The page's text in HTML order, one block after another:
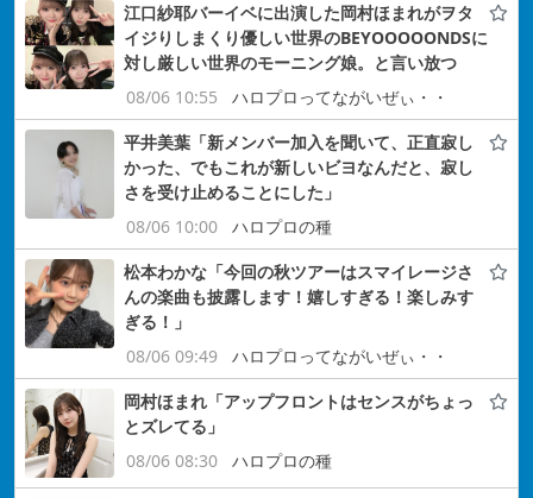
江口紗耶バーイベに出演した岡村ほまれがヲタ
イジりしまくり優しい世界のBEYOOOOONDSに
対し厳しい世界のモーニング娘。と言い放つ
08/06 10:55
ハロプロってながいぜぃ・・
平井美葉「新メンバー加入を聞いて、正直寂し
かった、でもこれが新しいビヨなんだと、寂し
さを受け止めることにした」
08/06 10:00
ハロプロの種
松本わかな「今回の秋ツアーはスマイレージさ
んの楽曲も披露します！嬉しすぎる！楽しみす
ぎる！」
08/06 09:49
ハロプロってながいぜぃ・・
岡村ほまれ「アップフロントはセンスがちょっ
とズレてる」
08/06 08:30
ハロプロの種